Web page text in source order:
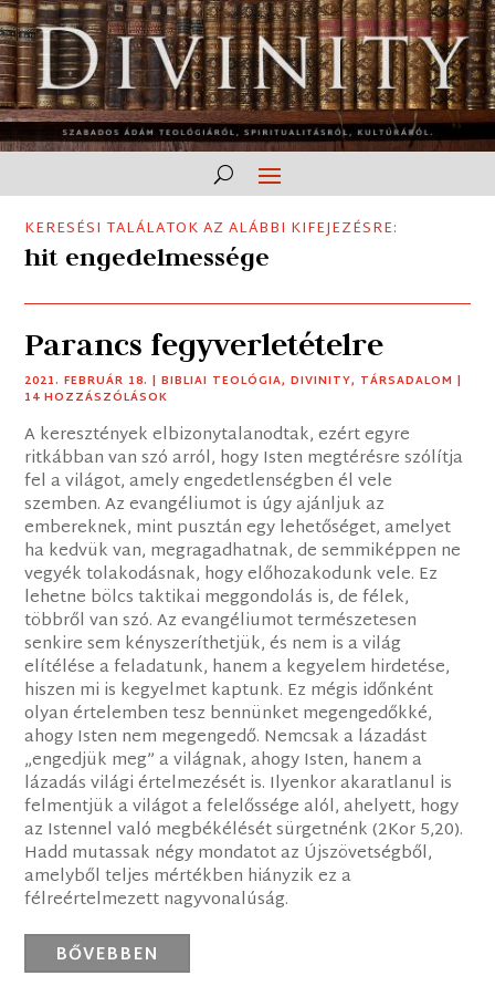
KERESÉSI TALÁLATOK AZ ALÁBBI KIFEJEZÉSRE:
hit engedelmessége
Parancs fegyverletételre
2021. FEBRUÁR 18. |BIBLIAI TEOLÓGIA,DIVINITY, TÁRSADALOM |
14 HOZZÁSZÓLÁSOK
A keresztények elbizonytalanodtak, ezért egyre
ritkábban van szó arról, hogy Isten megtérésre szólítja
fel a világot, amely engedetlenségben él vele
szemben. Az evangéliumot is úgy ajánljuk az
embereknek, mint pusztán egy lehetőséget, amelyet
ha kedvük van, megragadhatnak, de semmiképpen ne
vegyék tolakodásnak, hogy előhozakodunk vele. Ez
lehetne bölcs taktikai meggondolás is, de félek,
többről van szó. Az evangéliumot természetesen
senkire sem kényszeríthetjük, és nem is a világ
elítélése a feladatunk, hanem a kegyelem hirdetése,
hiszen mi is kegyelmet kaptunk. Ez mégis időnként
olyan értelemben tesz bennünket megengedőkké,
ahogy Isten nem megengedő. Nemcsak a lázadást
„engedjük meg” a világnak, ahogy Isten, hanem a
lázadás világi értelmezését is. Ilyenkor akaratlanul is
felmentjük a világot a felelőssége alól, ahelyett, hogy
az Istennel való megbékélését sürgetnénk (2Kor 5,20).
Hadd mutassak négy mondatot az Újszövetségből,
amelyből teljes mértékben hiányzik ez a
félreértelmezett nagyvonalúság.
BŐVEBBEN